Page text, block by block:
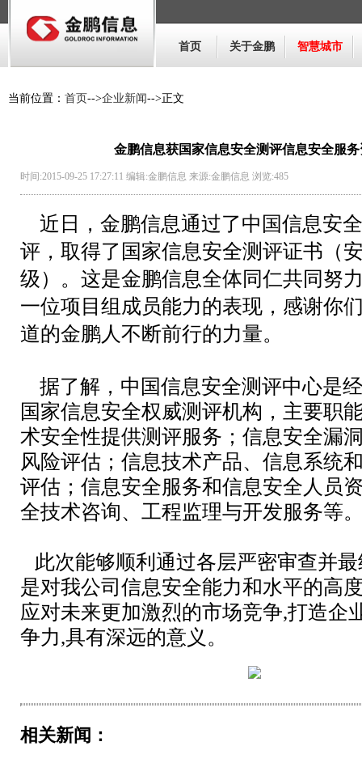
首页 关于金鹏 智慧城市
当前位置： 首页-->企业新闻-->正文
金鹏信息获国家信息安全测评信息安全服
时间:2015-09-25 17:27:11 编辑:金鹏信息 来源:金鹏信息 浏览:485
近日，金鹏信息通过了中国信息安
评，取得了国家信息安全测评证书（
级）。这是金鹏信息全体同仁共同努
一位项目组成员能力的表现，感谢你
道的金鹏人不断前行的力量。
据了解，中国信息安全测评中心是
国家信息安全权威测评机构，主要职
术安全性提供测评服务；信息安全漏
风险评估；信息技术产品、信息系统
评估；信息安全服务和信息安全人员
全技术咨询、工程监理与开发服务等
此次能够顺利通过各层严密审查并
是对我公司信息安全能力和水平的高
应对未来更加激烈的市场竞争,打造企
争力,具有深远的意义。
相关新闻：